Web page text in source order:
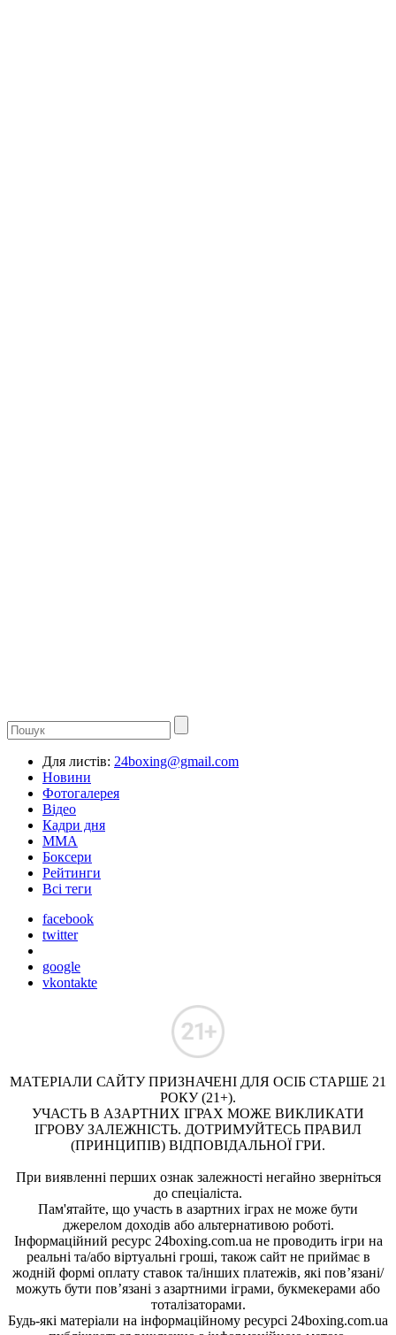
Для листів: 24boxing@gmail.com
Новини
Фотогалерея
Відео
Кадри дня
ММА
Боксери
Рейтинги
Всі теги
facebook
twitter
google
vkontakte
МАТЕРІАЛИ САЙТУ ПРИЗНАЧЕНІ ДЛЯ ОСІБ СТАРШЕ 21
РОКУ (21+).
УЧАСТЬ В АЗАРТНИХ ІГРАХ МОЖЕ ВИКЛИКАТИ
ІГРОВУ ЗАЛЕЖНІСТЬ. ДОТРИМУЙТЕСЬ ПРАВИЛ
(ПРИНЦИПІВ) ВІДПОВІДАЛЬНОЇ ГРИ.
При виявленні перших ознак залежності негайно зверніться
до спеціаліста.
Пам'ятайте, що участь в азартних іграх не може бути
джерелом доходів або альтернативою роботі.
Інформаційний ресурс 24boxing.com.ua не проводить ігри на
реальні та/або віртуальні гроші, також сайт не приймає в
жодній формі оплату ставок та/інших платежів, які пов’язані/
можуть бути пов’язані з азартними іграми, букмекерами або
тоталізаторами.
Будь-які матеріали на інформаційному ресурсі 24boxing.com.ua